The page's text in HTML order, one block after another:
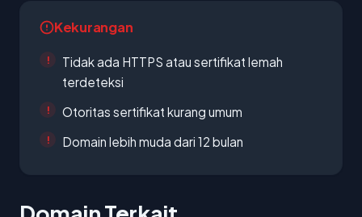
Kekurangan
Tidak ada HTTPS atau sertifikat lemah
terdeteksi
Otoritas sertifikat kurang umum
Domain lebih muda dari 12 bulan